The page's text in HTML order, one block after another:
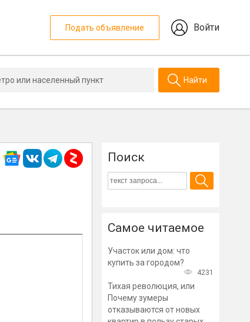
Подать объявление Войти
Найти
Поиск
Самое читаемое
Участок или дом: что
купить за городом?
4231
Тихая революция, или
Почему зумеры
отказываются от новых